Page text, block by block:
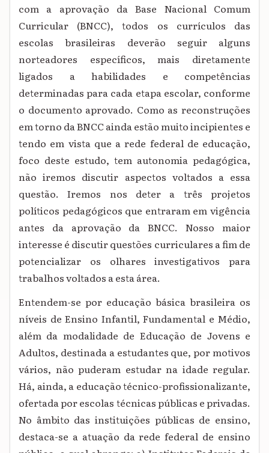
com a aprovação da Base Nacional Comum
Curricular (BNCC), todos os currículos das
escolas brasileiras deverão seguir alguns
norteadores específicos, mais diretamente
ligados a habilidades e competências
determinadas para cada etapa escolar, conforme
o documento aprovado. Como as reconstruções
em torno da BNCC ainda estão muito incipientes e
tendo em vista que a rede federal de educação,
foco deste estudo, tem autonomia pedagógica,
não iremos discutir aspectos voltados a essa
questão. Iremos nos deter a três projetos
políticos pedagógicos que entraram em vigência
antes da aprovação da BNCC. Nosso maior
interesse é discutir questões curriculares a fim de
potencializar os olhares investigativos para
trabalhos voltados a esta área.
Entendem-se por educação básica brasileira os
níveis de Ensino Infantil, Fundamental e Médio,
além da modalidade de Educação de Jovens e
Adultos, destinada a estudantes que, por motivos
vários, não puderam estudar na idade regular.
Há, ainda, a educação técnico-profissionalizante,
ofertada por escolas técnicas públicas e privadas.
No âmbito das instituições públicas de ensino,
destaca-se a atuação da rede federal de ensino